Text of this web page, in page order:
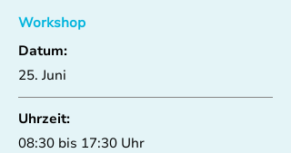
Workshop
Datum:
25. Juni
Uhrzeit:
08:30 bis 17:30 Uhr